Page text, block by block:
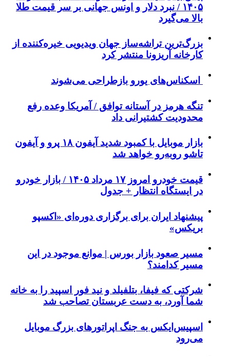
۱۴۰۵ / نبرد دلار و اونس جهانی بر سر قیمت طلا
بالا می‌گیرد
بزرگ‌ترین تراشه‌ساز جهان ویدیویی خیره‌کننده از
کارخانه آریزونا منتشر کرد
اسکناس‌های یورو بازطراحی می‌شوند
تنگه هرمز در آستانه توافق / آمریکا وعده رفع
محدودیت کشتیرانی داد
بازار موبایل با کمبود شدید آیفون ۱۸ پرو و آیفون
تاشو روبه‌رو خواهد شد
قیمت خودرو امروز ۱۷ مرداد ۱۴۰۵ / بازار خودرو
در ایستگاه انتظار + جدول
پیشنهاد ایران برای برگزاری دوره‌ای «اکسپو
بریکس»
مسیر صعود بازار بورس | موانع موجود در این
مسیر کدامند؟
شرکتی که فیفا، بتلفیلد و نید فور اسپید را به خانه
شما آورد، به دست عربستان تصاحب شد
اسپیس‌ایکس به جنگ اپراتورهای بزرگ موبایل
می‌رود